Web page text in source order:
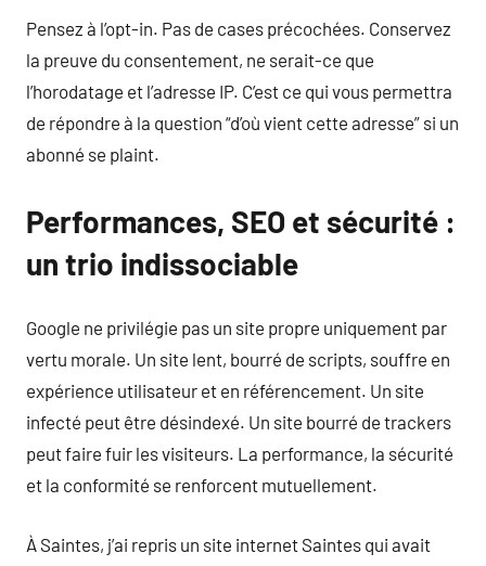
Pensez à l’opt-in. Pas de cases précochées. Conservez
la preuve du consentement, ne serait-ce que
l’horodatage et l’adresse IP. C’est ce qui vous permettra
de répondre à la question “d’où vient cette adresse” si un
abonné se plaint.
Performances, SEO et sécurité :
un trio indissociable
Google ne privilégie pas un site propre uniquement par
vertu morale. Un site lent, bourré de scripts, souffre en
expérience utilisateur et en référencement. Un site
infecté peut être désindexé. Un site bourré de trackers
peut faire fuir les visiteurs. La performance, la sécurité
et la conformité se renforcent mutuellement.
À Saintes, j’ai repris un site internet Saintes qui avait